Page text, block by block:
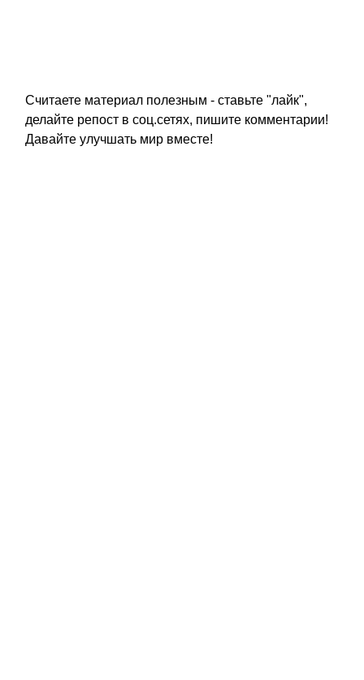
Считаете материал полезным - ставьте "лайк",
делайте репост в соц.сетях, пишите комментарии!
Давайте улучшать мир вместе!